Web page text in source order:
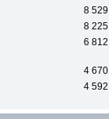
8 529
8 225
6 812
4 670
4 592